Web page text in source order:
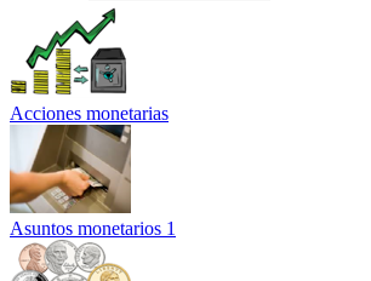
Acciones monetarias
Asuntos monetarios 1